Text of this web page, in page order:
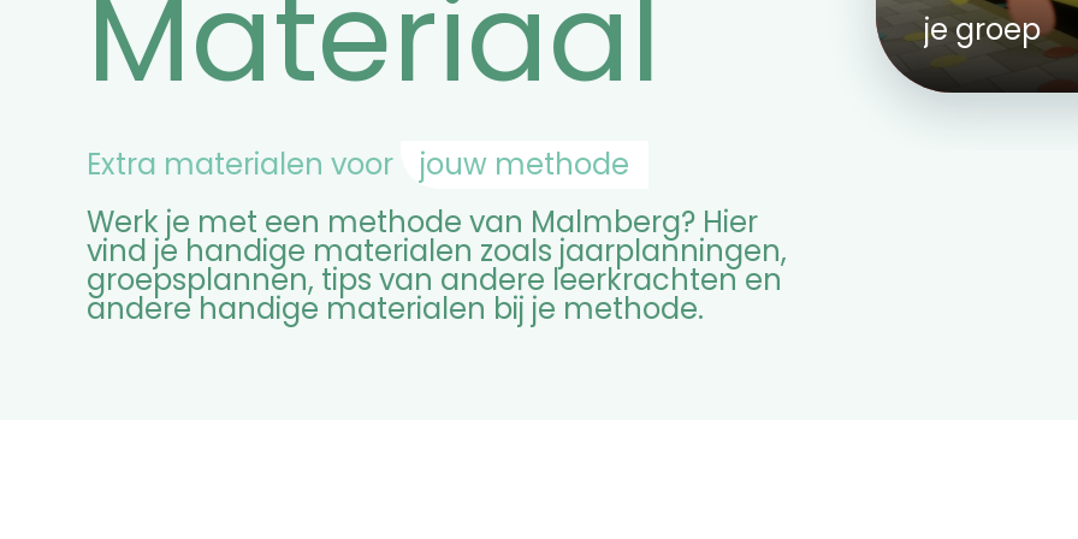
Materiaal
Extra materialen voor
jouw methode
Werk je met een methode van Malmberg? Hier
vind je handige materialen zoals jaarplanningen,
groepsplannen, tips van andere leerkrachten en
andere handige materialen bij je methode.
je groep
voor